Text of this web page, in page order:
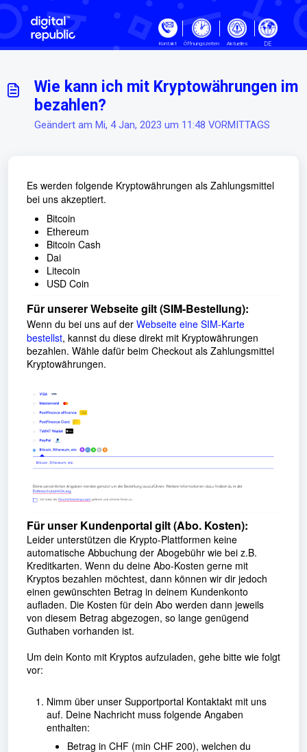
Zum hauptsächlichen Inhalt gehen
Kontakt Öffnungszeiten Aktuelles DE
Wie kann ich mit Kryptowährungen im
bezahlen?
Geändert am Mi, 4 Jan, 2023 um 11:48 VORMITTAGS
Es werden folgende Kryptowährungen als Zahlungsmittel
bei uns akzeptiert.
Bitcoin
Ethereum
Bitcoin Cash
Dai
Litecoin
USD Coin
Für unserer Webseite gilt (SIM-Bestellung):
Wenn du bei uns auf der Webseite eine SIM-Karte
bestellst, kannst du diese direkt mit Kryptowährungen
bezahlen. Wähle dafür beim Checkout als Zahlungsmittel
Kryptowährungen.
Für unser Kundenportal gilt (Abo. Kosten):
Leider unterstützen die Krypto-Plattformen keine
automatische Abbuchung der Abogebühr wie bei z.B.
Kreditkarten. Wenn du deine Abo-Kosten gerne mit
Kryptos bezahlen möchtest, dann können wir dir jedoch
einen gewünschten Betrag in deinem Kundenkonto
aufladen. Die Kosten für dein Abo werden dann jeweils
von diesem Betrag abgezogen, so lange genügend
Guthaben vorhanden ist.
Um dein Konto mit Kryptos aufzuladen, gehe bitte wie folgt
vor:
Nimm über unser Supportportal Kontaktakt mit uns
auf. Deine Nachricht muss folgende Angaben
enthalten:
Betrag in CHF (min CHF 200), welchen du